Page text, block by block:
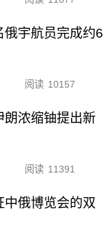
俄宇航员完成约6
阅读 10157
朗浓缩铀提出新
阅读 11391
中俄博览会的双